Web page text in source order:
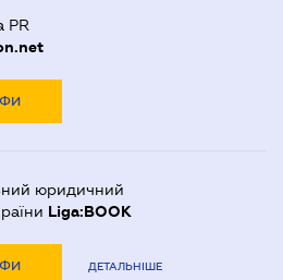
PR
юридичний
Liga:BOOK
ДЕТАЛЬНІШЕ